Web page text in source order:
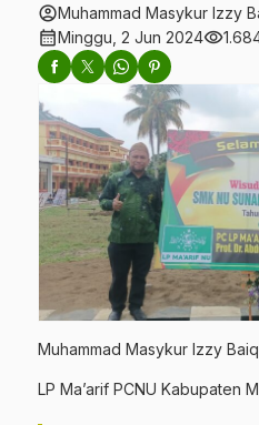
account_circleMuhammad Masykur Izzy
calendar_monthMinggu, 2 Jun 2024visibility
Muhammad Masykur Izzy
LP Ma’arif PCNU Kabupaten